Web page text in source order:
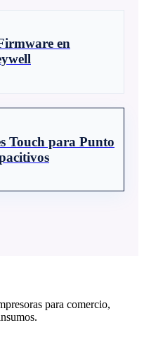
en
Touch para Punto
para comercio,